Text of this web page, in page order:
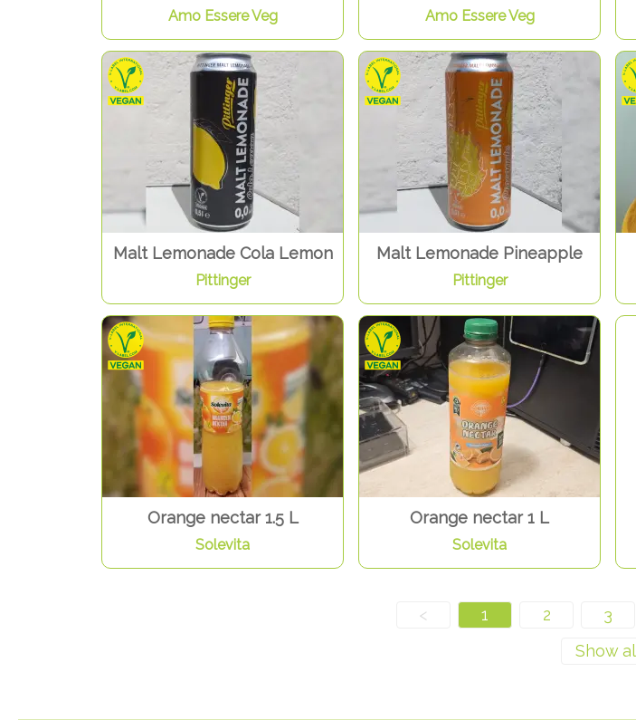
Amo Essere Veg Amo Essere Veg
Malt Lemonade Cola Lemon
Pittinger
Malt Lemonade Pineapple
Pittinger
Orange nectar 1.5 L
Solevita
Orange nectar 1 L
Solevita
< 1 2 3